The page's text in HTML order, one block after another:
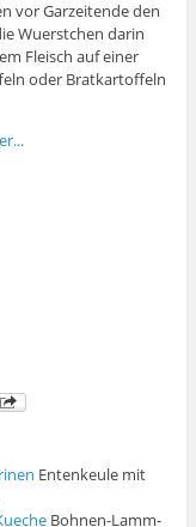
vor Garzeitende den
Wuerstchen darin
Fleisch auf einer
oder Bratkartoffeln
Entenkeule mit
Bohnen-Lamm-